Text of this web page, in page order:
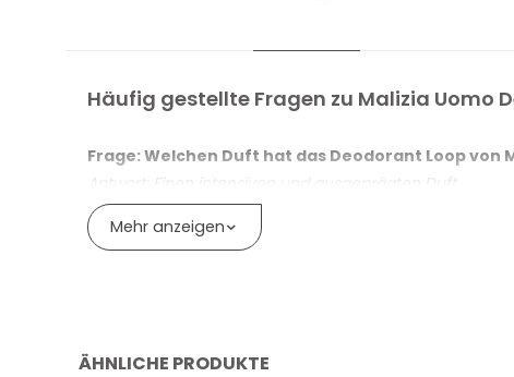
Häufig gestellte Fragen zu Malizia Uomo
Frage: Welchen Duft hat das Deodorant Loop von
Antwort: Einen intensiven und ausgeprägten Duft.
Frage: Schützt das Deodorant Loop den ganzen
Antwort: Das Produkt ist als Schutz gegen Schweiss
Mehr anzeigen
ÄHNLICHE PRODUKTE